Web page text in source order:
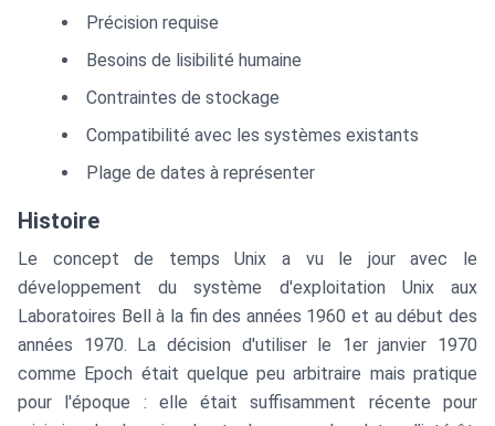
Précision requise
Besoins de lisibilité humaine
Contraintes de stockage
Compatibilité avec les systèmes existants
Plage de dates à représenter
Histoire
Le concept de temps Unix a vu le jour avec le
développement du système d'exploitation Unix aux
Laboratoires Bell à la fin des années 1960 et au début des
années 1970. La décision d'utiliser le 1er janvier 1970
comme Epoch était quelque peu arbitraire mais pratique
pour l'époque : elle était suffisamment récente pour